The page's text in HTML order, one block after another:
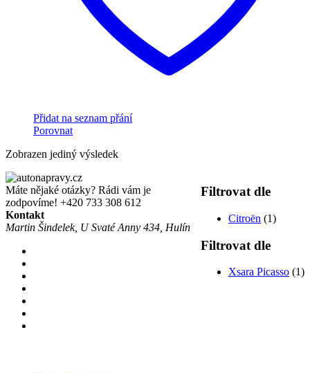
Přidat na seznam přání
Porovnat
Zobrazen jediný výsledek
Filtrovat dle
Citroën (1)
Filtrovat dle
Xsara Picasso (1)
Máte nějaké otázky? Rádi vám je
zodpovíme! +420 733 308 612
Kontakt
Martin Šindelek, U Svaté Anny 434, Hulín